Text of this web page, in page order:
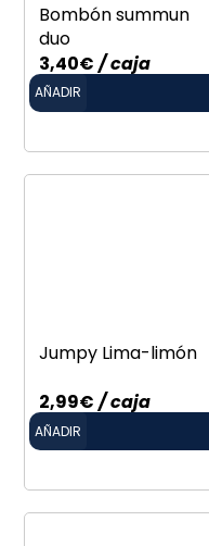
Bombón summun
duo
3,40€/ caja
AÑADIR
Jumpy Lima-limón
2,99€/ caja
AÑADIR